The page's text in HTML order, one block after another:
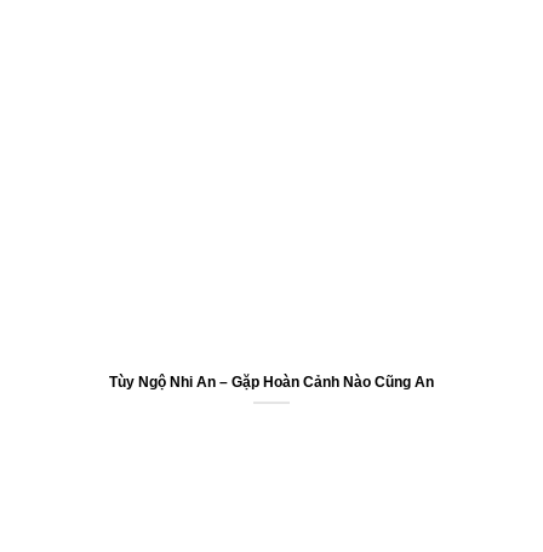
Tùy Ngộ Nhi An – Gặp Hoàn Cảnh Nào Cũng An